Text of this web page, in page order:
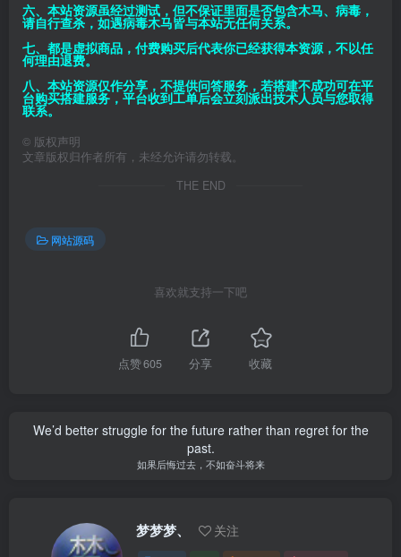
六、本站资源虽经过测试，但不保证里面是否包含木马、病毒，
请自行查杀，如遇病毒木马皆与本站无任何关系。
七、都是虚拟商品，付费购买后代表你已经获得本资源，不以任
何理由退费。
八、本站资源仅作分享，不提供问答服务，若搭建不成功可在平
台购买搭建服务，平台收到工单后会立刻派出技术人员与您取得
联系。
© 版权声明
文章版权归作者所有，未经允许请勿转载。
THE END
网站源码
喜欢就支持一下吧
点赞605 分享 收藏
We’d better struggle for the future rather than regret for the
past.
如果后悔过去，不如奋斗将来
梦梦梦、 关注